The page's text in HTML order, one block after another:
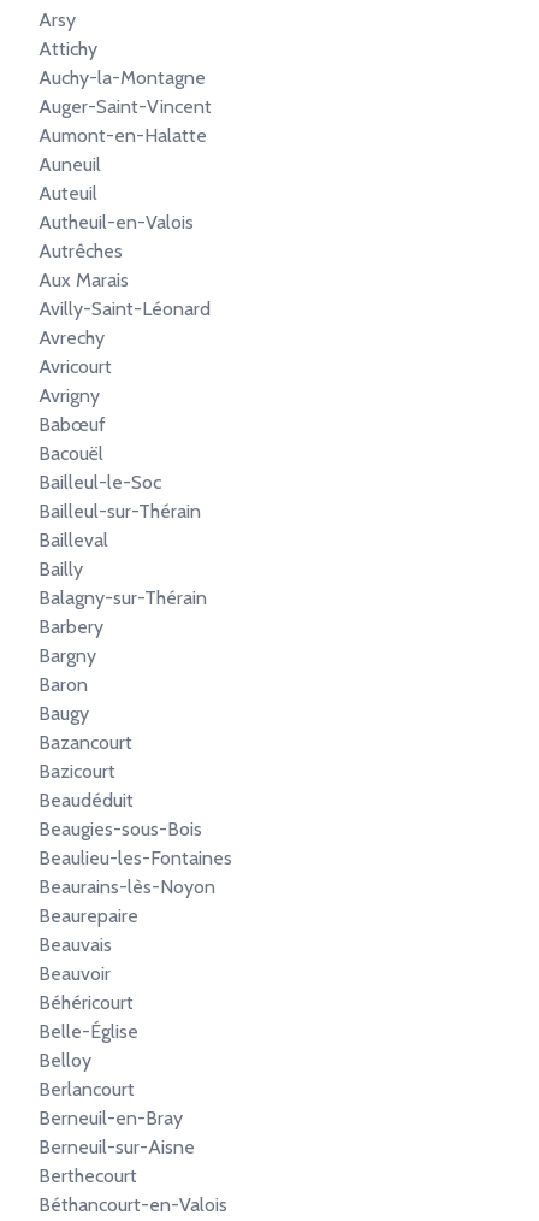
Arsy
Attichy
Auchy-la-Montagne
Auger-Saint-Vincent
Aumont-en-Halatte
Auneuil
Auteuil
Autheuil-en-Valois
Autrêches
Aux Marais
Avilly-Saint-Léonard
Avrechy
Avricourt
Avrigny
Babœuf
Bacouël
Bailleul-le-Soc
Bailleul-sur-Thérain
Bailleval
Bailly
Balagny-sur-Thérain
Barbery
Bargny
Baron
Baugy
Bazancourt
Bazicourt
Beaudéduit
Beaugies-sous-Bois
Beaulieu-les-Fontaines
Beaurains-lès-Noyon
Beaurepaire
Beauvais
Beauvoir
Béhéricourt
Belle-Église
Belloy
Berlancourt
Berneuil-en-Bray
Berneuil-sur-Aisne
Berthecourt
Béthancourt-en-Valois